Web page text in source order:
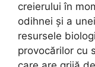
creierului în
odihnei și a
resursele
provocărilor cu